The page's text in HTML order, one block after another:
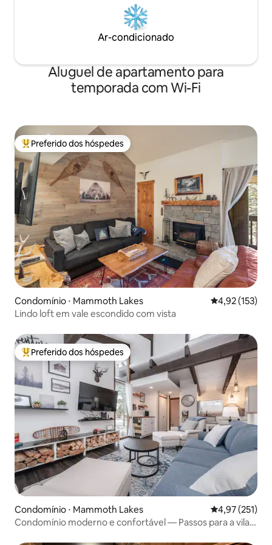
Ar-condicionado
Aluguel de apartamento para
temporada com Wi-Fi
Entre os melhores preferidos dos hóspedes
Preferido dos hóspedes
Condomínio ⋅ Mammoth Lakes 4,92 de uma
4,92 (153)
Lindo loft em vale escondido com vista
Entre os melhores preferidos dos hóspedes
Preferido dos hóspedes
Condomínio ⋅ Mammoth Lakes 4,97 de uma
4,97 (251)
Condomínio moderno e confortável — Passos para a vila e